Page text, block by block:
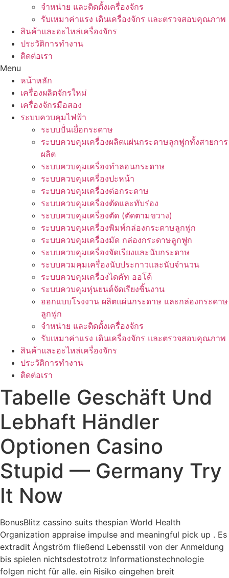
จำหน่าย และติดตั้งเครื่องจักร
รับเหมาค่าแรง เดินเครื่องจักร และตรวจสอบคุณภาพ
สินค้าและอะไหล่เครื่องจักร
ประวัติการทำงาน
ติดต่อเรา
Menu
หน้าหลัก
เครื่องผลิตจักรใหม่
เครื่องจักรมือสอง
ระบบควบคุมไฟฟ้า
ระบบปั่นเยื่อกระดาษ
ระบบควบคุมเครื่องผลิตแผ่นกระดาษลูกฟูกทั้งสายการ
ผลิต
ระบบควบคุมเครื่องทำลอนกระดาษ
ระบบควบคุมเครื่องปะหน้า
ระบบควบคุมเครื่องต่อกระดาษ
ระบบควบคุมเครื่องตัดและทับร่อง
ระบบควบคุมเครื่องตัด (ตัดตามขวาง)
ระบบควบคุมเครื่องพิมพ์กล่องกระดาษลูกฟูก
ระบบควบคุมเครื่องมัด กล่องกระดาษลูกฟูก
ระบบควบคุมเครื่องจัดเรียงและนับกระดาษ
ระบบควมคุมเครื่องนับประกาวและนับจำนวน
ระบบควบคุมเครื่องไดคัท ออโต้
ระบบควบคุมหุ่นยนต์จัดเรียงชิ้นงาน
ออกแบบโรงงาน ผลิตแผ่นกระดาษ และกล่องกระดาษ
ลูกฟูก
จำหน่าย และติดตั้งเครื่องจักร
รับเหมาค่าแรง เดินเครื่องจักร และตรวจสอบคุณภาพ
สินค้าและอะไหล่เครื่องจักร
ประวัติการทำงาน
ติดต่อเรา
Tabelle Geschäft Und
Lebhaft Händler
Optionen Casino
Stupid — Germany Try
It Now
BonusBlitz cassino suits thespian World Health
Organization appraise impulse and meaningful pick up . Es
extradit Ångström fließend Lebensstil von der Anmeldung
bis spielen nichtsdestotrotz Informationstechnologie
folgen nicht für alle. ein Risiko eingehen breit